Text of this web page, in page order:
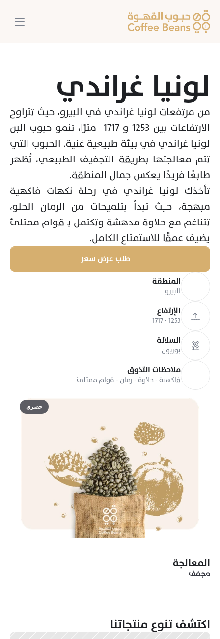
حصري
لونيا غراندي
يضيف عمقًا للاستمتاع الكامل.
طلب عرض سعر
المنطقة
البيرو
الإرتفاع
1253 - 1717
السلالة
بوربون
ملاحظات التذوق
فاكهية - حلاوة - رمان - قوام ممتلئ
المعالجة
مجفف
اكتشف تنوع منتجاتنا